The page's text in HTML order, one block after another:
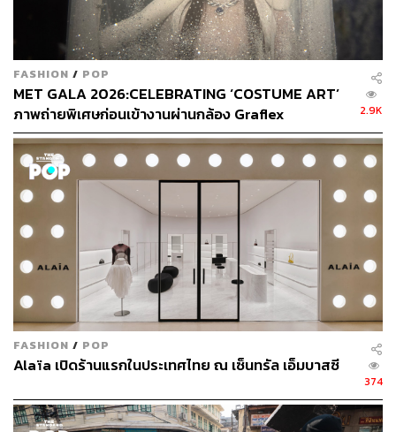
FASHION / POP
MET GALA 2026:CELEBRATING ‘COSTUME ART’
ภาพถ่ายพิเศษก่อนเข้างานผ่านกล้อง Graflex
2.9K
FASHION / POP
Alaïa เปิดร้านแรกในประเทศไทย ณ เซ็นทรัล เอ็มบาสซี
374